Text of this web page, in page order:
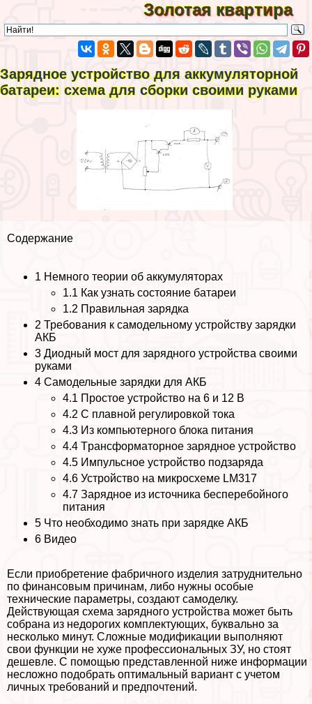
Золотая квартира
Зарядное устройство для аккумуляторной
батареи: схема для сборки своими руками
Содержание
1 Немного теории об аккумуляторах
1.1 Как узнать состояние батареи
1.2 Правильная зарядка
2 Требования к самодельному устройству зарядки
АКБ
3 Диодный мост для зарядного устройства своими
руками
4 Самодельные зарядки для АКБ
4.1 Простое устройство на 6 и 12 В
4.2 С плавной регулировкой тока
4.3 Из компьютерного блока питания
4.4 Tрaнcформаторное зарядное устройство
4.5 Импульсное устройство подзаряда
4.6 Устройство на микросхеме LM317
4.7 Зарядное из источника бесперебойного
питания
5 Что необходимо знать при зарядке АКБ
6 Видео
Если приобретение фабричного изделия затруднительно
по финансовым причинам, либо нужны особые
технические параметры, создают самоделку.
Действующая схема зарядного устройства может быть
собрана из недорогих комплектующих, буквально за
несколько минут. Сложные модификации выполняют
свои функции не хуже профессиональных ЗУ, но стоят
дешевле. С помощью представленной ниже информации
несложно подобрать оптимальный вариант с учетом
личных требований и предпочтений.